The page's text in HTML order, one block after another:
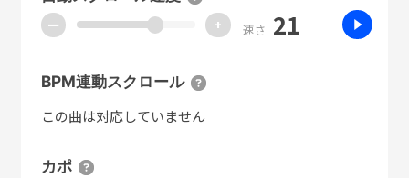
ー + 速さ 21
BPM連動スクロール
この曲は対応していません
カポ